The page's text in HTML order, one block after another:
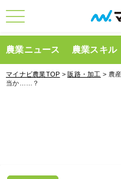
農業ニュース 農業スキル
マイナビ農業TOP >販路・加工 > 農
当か……？